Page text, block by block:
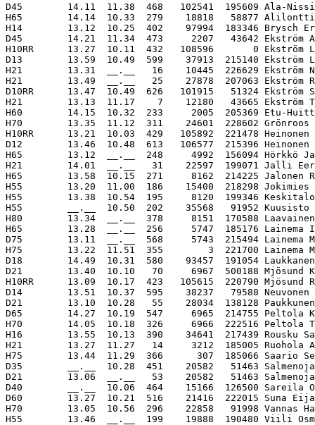
D45        14.11  11.38  468   102541  195609 Ala-
H65        14.14  10.33  279    18818   58877
H14        13.12  10.25  402    97994  183346
D45        14.21  11.34  473     2207   43642
H10RR      13.27  10.11  432   108596       0
D13        13.59  10.49  599    37913  215140
H21        13.31  __.__   16    10445  226629
H21        13.49  __.__   25    27878  207063
D10RR      13.47  10.49  626   101915   51324
H21        13.13  11.17    7    12180   43665
H60        14.15  10.32  233     2005  205369
H70        13.35  11.12  311    24601  228602
H10RR      13.21  10.03  429   105892  221478
D12        13.46  10.48  613   106577  215396
H65        13.12  __.__  248     4992  156094
H21        14.01  __.__   31    22597  199071
H65        13.58  10.15  271     8162  214225
H55        13.20  11.00  186    15400  218298
H55        13.38  10.54  195     8120  199346
H55        __.__  10.50  202    35568   91952
H80        13.34  __.__  378     8151  170588
H65        13.28  __.__  256     5747  185176
D75        13.11  __.__  568     5743  215494
H75        13.22  11.51  355        3  221700
D18        14.49  10.31  580    93457  191054
D21        13.40  10.10   70     6967  500188
H10RR      13.09  10.17  423   105615  220790
D14        13.51  10.37  595    38237   79588
D21        13.10  10.28   55    28034  138128
D65        14.27  10.19  547     6965  214755
H70        14.05  10.18  326     6966  222516
H16        13.55  10.13  390    34641  217439
H21        13.27  11.27   14     3212  185005
H75        13.44  11.29  366      307  185066
D35        __.__  10.28  451    20582   51463
D21        13.06  __.__   53    20582   51463
D40        __.__  10.06  464    15166  126500
D60        13.27  10.21  516    21416  222015
H70        13.05  10.56  296    22858   91998
H55        13.46  __.__  199    19888  190480